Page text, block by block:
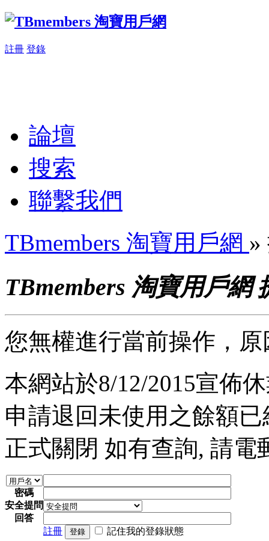
註冊 登錄
論壇
搜索
聯繫我們
TBmembers 淘寶用戶網 »
TBmembers 淘寶用戶網
您無權進行當前操作，
本網站於8/12/2015宣佈
申請退回未使用之餘額
正式關閉 如有查詢, 請電
密碼
安全提問
回答
註冊
登錄 記住我的登錄狀態